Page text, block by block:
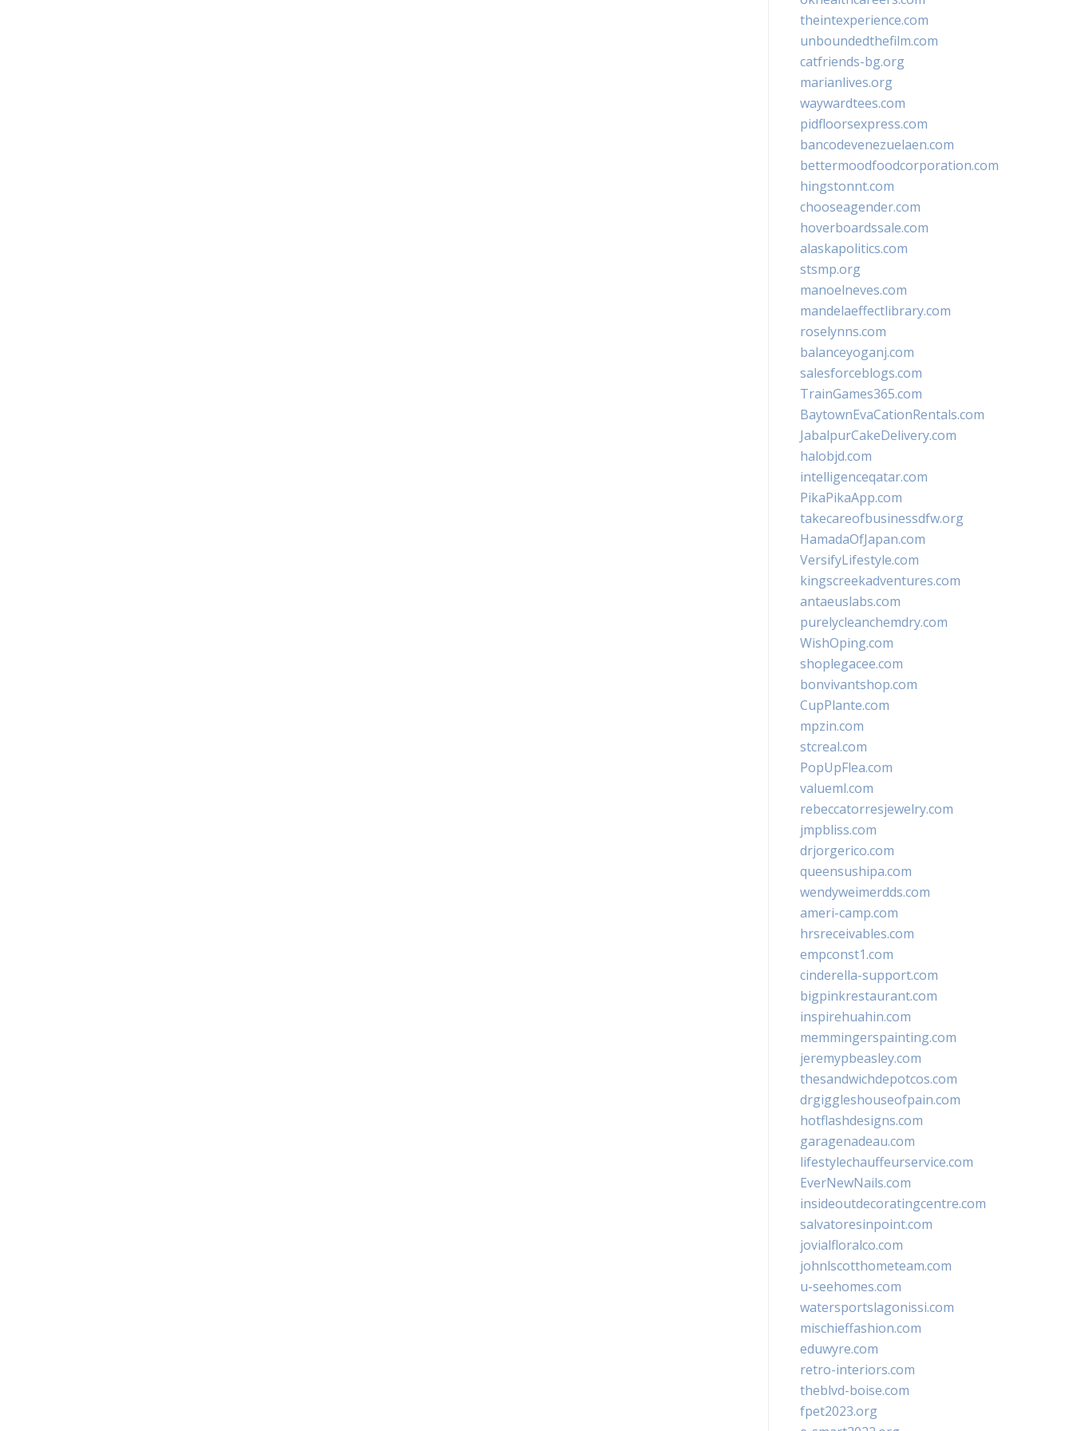
theintexperience.com
unboundedthefilm.com
catfriends-bg.org
marianlives.org
waywardtees.com
pidfloorsexpress.com
bancodevenezuelaen.com
bettermoodfoodcorporation.com
hingstonnt.com
chooseagender.com
hoverboardssale.com
alaskapolitics.com
stsmp.org
manoelneves.com
mandelaeffectlibrary.com
roselynns.com
balanceyoganj.com
salesforceblogs.com
TrainGames365.com
BaytownEvaCationRentals.com
JabalpurCakeDelivery.com
halobjd.com
intelligenceqatar.com
PikaPikaApp.com
takecareofbusinessdfw.org
HamadaOfJapan.com
VersifyLifestyle.com
kingscreekadventures.com
antaeuslabs.com
purelycleanchemdry.com
WishOping.com
shoplegacee.com
bonvivantshop.com
CupPlante.com
mpzin.com
stcreal.com
PopUpFlea.com
valueml.com
rebeccatorresjewelry.com
jmpbliss.com
drjorgerico.com
queensushipa.com
wendyweimerdds.com
ameri-camp.com
hrsreceivables.com
empconst1.com
cinderella-support.com
bigpinkrestaurant.com
inspirehuahin.com
memmingerspainting.com
jeremypbeasley.com
thesandwichdepotcos.com
drgiggleshouseofpain.com
hotflashdesigns.com
garagenadeau.com
lifestylechauffeurservice.com
EverNewNails.com
insideoutdecoratingcentre.com
salvatoresinpoint.com
jovialfloralco.com
johnlscotthometeam.com
u-seehomes.com
watersportslagonissi.com
mischieffashion.com
eduwyre.com
retro-interiors.com
theblvd-boise.com
fpet2023.org